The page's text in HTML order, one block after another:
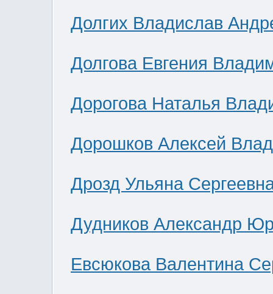
Долгих Владислав
Долгова Евгения
Дорогова Наталья
Дорошков Алексей
Дрозд Ульяна
Дудников Александр
Евсюкова Валентина